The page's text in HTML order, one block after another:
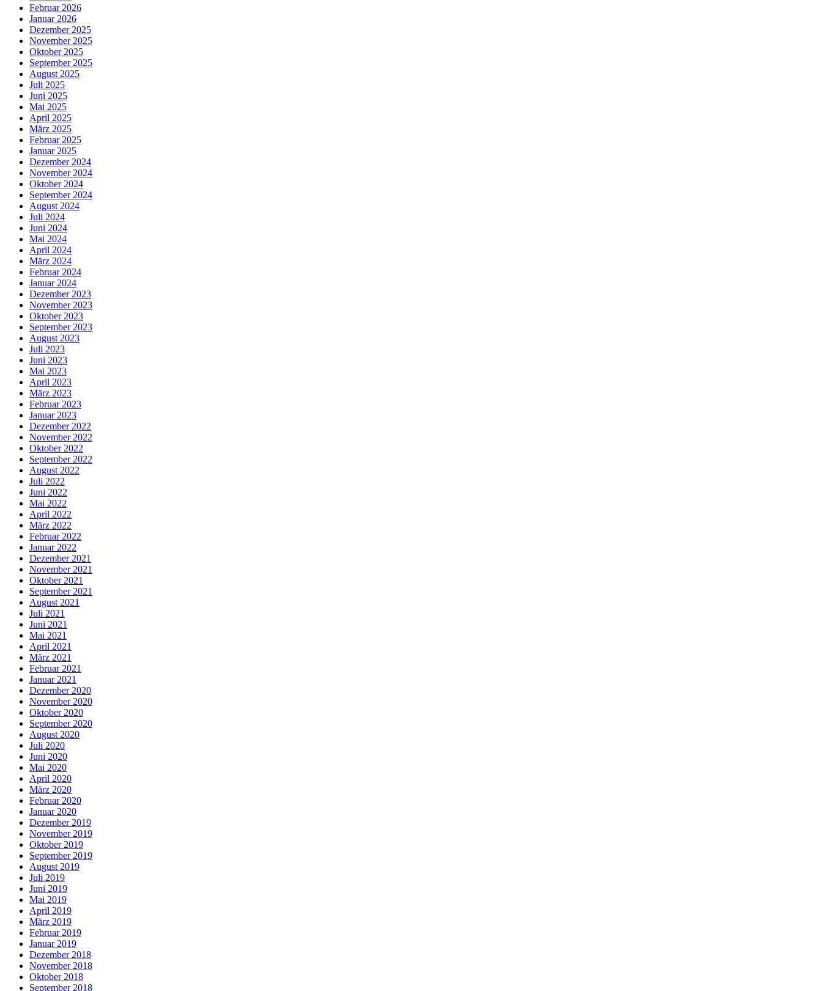
Februar 2026
Januar 2026
Dezember 2025
November 2025
Oktober 2025
September 2025
August 2025
Juli 2025
Juni 2025
Mai 2025
April 2025
März 2025
Februar 2025
Januar 2025
Dezember 2024
November 2024
Oktober 2024
September 2024
August 2024
Juli 2024
Juni 2024
Mai 2024
April 2024
März 2024
Februar 2024
Januar 2024
Dezember 2023
November 2023
Oktober 2023
September 2023
August 2023
Juli 2023
Juni 2023
Mai 2023
April 2023
März 2023
Februar 2023
Januar 2023
Dezember 2022
November 2022
Oktober 2022
September 2022
August 2022
Juli 2022
Juni 2022
Mai 2022
April 2022
März 2022
Februar 2022
Januar 2022
Dezember 2021
November 2021
Oktober 2021
September 2021
August 2021
Juli 2021
Juni 2021
Mai 2021
April 2021
März 2021
Februar 2021
Januar 2021
Dezember 2020
November 2020
Oktober 2020
September 2020
August 2020
Juli 2020
Juni 2020
Mai 2020
April 2020
März 2020
Februar 2020
Januar 2020
Dezember 2019
November 2019
Oktober 2019
September 2019
August 2019
Juli 2019
Juni 2019
Mai 2019
April 2019
März 2019
Februar 2019
Januar 2019
Dezember 2018
November 2018
Oktober 2018
September 2018